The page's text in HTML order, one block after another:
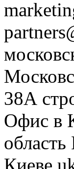
38А
Офис в
область